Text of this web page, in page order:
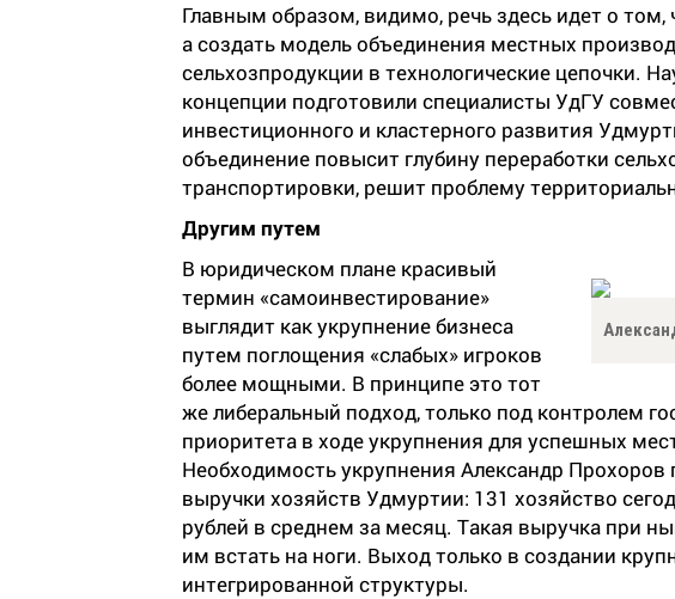
Главным образом, видимо, речь здесь идет о том,
а создать модель объединения местных
сельхозпродукции в технологические цепочки.
концепции подготовили специалисты УдГУ
инвестиционного и кластерного развития
объединение повысит глубину переработки
транспортировки, решит проблему
Другим путем
В юридическом плане красивый
термин «самоинвестирование»
выглядит как укрупнение бизнеса
путем поглощения «слабых» игроков
более мощными. В принципе это тот
же либеральный подход, только под контролем
приоритета в ходе укрупнения для успешных
Необходимость укрупнения Александр
выручки хозяйств Удмуртии: 131 хозяйство
рублей в среднем за месяц. Такая выручка при
им встать на ноги. Выход только в создании
интегрированной структуры.